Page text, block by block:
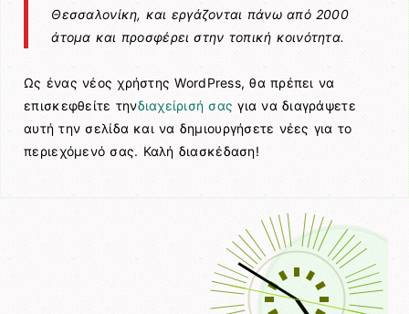
Θεσσαλονίκη, και εργάζονται πάνω από 2000
άτομα και προσφέρει στην τοπική κοινότητα.
Ως ένας νέος χρήστης WordPress, θα πρέπει να
επισκεφθείτε τηνδιαχείρισή σας για να διαγράψετε
αυτή την σελίδα και να δημιουργήσετε νέες για το
περιεχόμενό σας. Καλή διασκέδαση!